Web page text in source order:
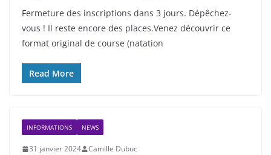
Fermeture des inscriptions dans 3 jours. Dépêchez-
vous ! Il reste encore des places.Venez découvrir ce
format original de course (natation
Read More
INFORMATIONS NEWS
31 janvier 2024 Camille Dubuc